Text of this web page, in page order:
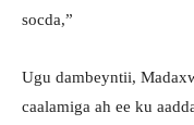
socda,”
Ugu dambeyntii,
caalamiga ah ee ku